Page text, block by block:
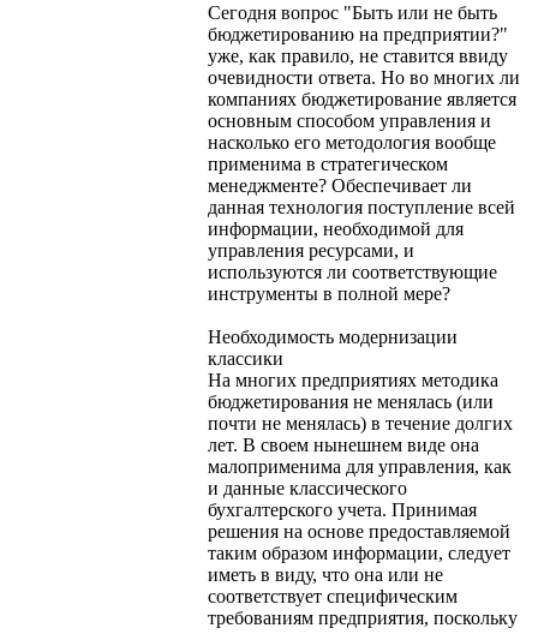
Сегодня вопрос "Быть или не быть
бюджетированию на предприятии?"
уже, как правило, не ставится ввиду
очевидности ответа. Но во многих ли
компаниях бюджетирование является
основным способом управления и
насколько его методология вообще
применима в стратегическом
менеджменте? Обеспечивает ли
данная технология поступление всей
информации, необходимой для
управления ресурсами, и
используются ли соответствующие
инструменты в полной мере?
Необходимость модернизации
классики
На многих предприятиях методика
бюджетирования не менялась (или
почти не менялась) в течение долгих
лет. В своем нынешнем виде она
малоприменима для управления, как
и данные классического
бухгалтерского учета. Принимая
решения на основе предоставляемой
таким образом информации, следует
иметь в виду, что она или не
соответствует специфическим
требованиям предприятия, поскольку